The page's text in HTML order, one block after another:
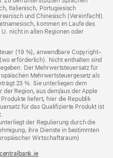
Italienisch, Portugiesisch
und Chinesisch (Vereinfacht).
kommen im Laufe des
nicht in allen Regionen oder
(19 %), anwendbare Copyright-
erforderlich). Nicht enthalten sind
Der Mehrwertsteuersatz für
Mehrwertsteuergesetz als
23 %. Sie unterliegen dem
der Region, aus dem/aus der Apple
liefert, hier die Republik
für das Qualifizierte Produkt ist
der Regulierung durch die
ihre Dienste in bestimmten
Wirtschaftsraum)